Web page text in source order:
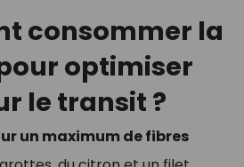
consommer la
optimiser
le transit ?
un maximum de fibres